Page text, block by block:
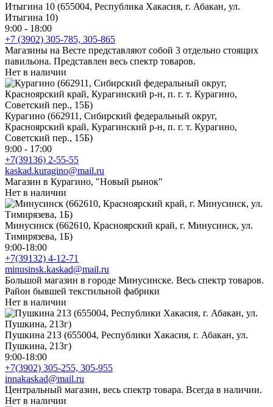
Итыгина 10 (655004, Республика Хакасия, г. Абакан, ул.
Итыгина 10)
9:00 - 18:00
+7 (3902) 305-785, 305-865
Магазины на Весте представляют собой 3 отдельно стоящих
павильона. Представлен весь спектр товаров.
Нет в наличии
Курагино (662911, Сибирский федеральный округ,
Красноярский край, Курагинский р-н, п. г. т. Курагино,
Советский пер., 15Б)
9:00 - 17:00
+7(39136) 2-55-55
kaskad.kuragino@mail.ru
Магазин в Курагино, "Новый рынок"
Нет в наличии
Минусинск (662610, Красноярский край, г. Минусинск, ул.
Тимирязева, 1Б)
9:00-18:00
+7(39132) 4-12-71
minusinsk.kaskad@mail.ru
Большой магазин в городе Минусинске. Весь спектр товаров.
Район бывшей текстильной фабрики
Нет в наличии
Пушкина 213 (655004, Республики Хакасия, г. Абакан, ул.
Пушкина, 213г)
9:00-18:00
+7(3902) 305-255, 305-955
innakaskad@mail.ru
Центральный магазин, весь спектр товара. Всегда в наличии.
Нет в наличии